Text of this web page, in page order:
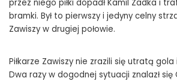
przez niego piłki dopadł Kamil Zadka i
bramki. Był to pierwszy i jedyny celny
Zawiszy w drugiej połowie.
Piłkarze Zawiszy nie zrazili się utratą
Dwa razy w dogodnej sytuacji znalazł się